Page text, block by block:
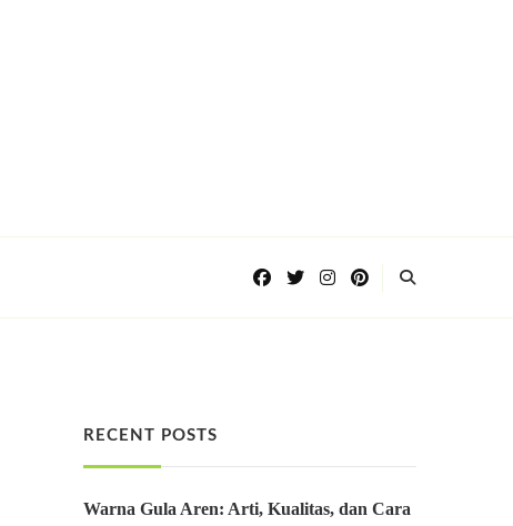
RECENT POSTS
Warna Gula Aren: Arti, Kualitas, dan Cara